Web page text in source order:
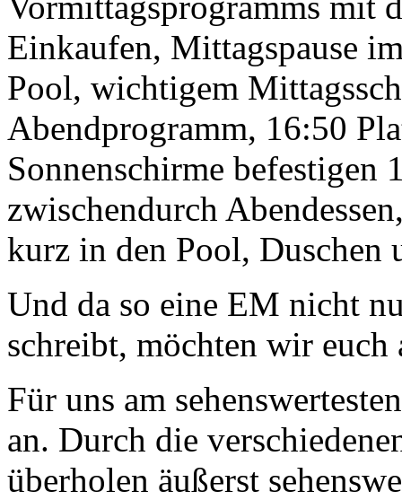
Einkaufen, Mittagspause
Pool, wichtigem
Abendprogramm, 16:50
Sonnenschirme befestigen
zwischendurch
kurz in den Pool, Duschen
Und da so eine EM nicht
schreibt, möchten wir euch
Für uns am
an. Durch die
überholen äußerst